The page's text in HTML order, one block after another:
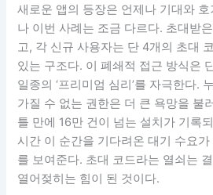
새로운 앱의 등장은 언제나 기대와
나 이번 사례는 조금 다르다. 초대받
고, 각 신규 사용자는 단 4개의 초대
있는 구조다. 이 폐쇄적 접근 방식은
일종의 ‘프리미엄 심리’를 자극한다.
가질 수 없는 권한은 더 큰 욕망을 불
틀 만에 16만 건이 넘는 설치가 기록
시간 이 순간을 기다려온 대기 수요
를 보여준다. 초대 코드라는 열쇠는
열어젖히는 힘이 된 것이다.